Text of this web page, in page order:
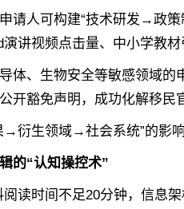
人可构建“技术研发→政策
讲视频点击量、中小学教材
、生物安全等敏感领域的
开豁免声明，成功化解移民
生领域→社会系统”的影响
的“认知操控术”
时间不足20分钟，‌信息架